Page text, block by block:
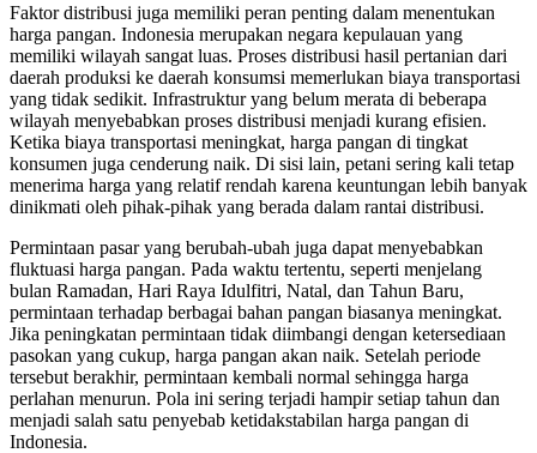
Faktor distribusi juga memiliki peran penting dalam menentukan
harga pangan. Indonesia merupakan negara kepulauan yang
memiliki wilayah sangat luas. Proses distribusi hasil pertanian dari
daerah produksi ke daerah konsumsi memerlukan biaya transportasi
yang tidak sedikit. Infrastruktur yang belum merata di beberapa
wilayah menyebabkan proses distribusi menjadi kurang efisien.
Ketika biaya transportasi meningkat, harga pangan di tingkat
konsumen juga cenderung naik. Di sisi lain, petani sering kali tetap
menerima harga yang relatif rendah karena keuntungan lebih banyak
dinikmati oleh pihak-pihak yang berada dalam rantai distribusi.
Permintaan pasar yang berubah-ubah juga dapat menyebabkan
fluktuasi harga pangan. Pada waktu tertentu, seperti menjelang
bulan Ramadan, Hari Raya Idulfitri, Natal, dan Tahun Baru,
permintaan terhadap berbagai bahan pangan biasanya meningkat.
Jika peningkatan permintaan tidak diimbangi dengan ketersediaan
pasokan yang cukup, harga pangan akan naik. Setelah periode
tersebut berakhir, permintaan kembali normal sehingga harga
perlahan menurun. Pola ini sering terjadi hampir setiap tahun dan
menjadi salah satu penyebab ketidakstabilan harga pangan di
Indonesia.